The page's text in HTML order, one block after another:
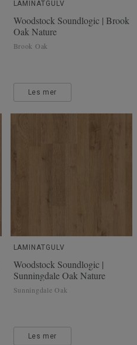
LAMINATGULV
Woodstock Soundlogic | Brook
Oak Nature
Brook Oak
Les mer
LAMINATGULV
Woodstock Soundlogic |
Sunningdale Oak Nature
Sunningdale Oak
Les mer